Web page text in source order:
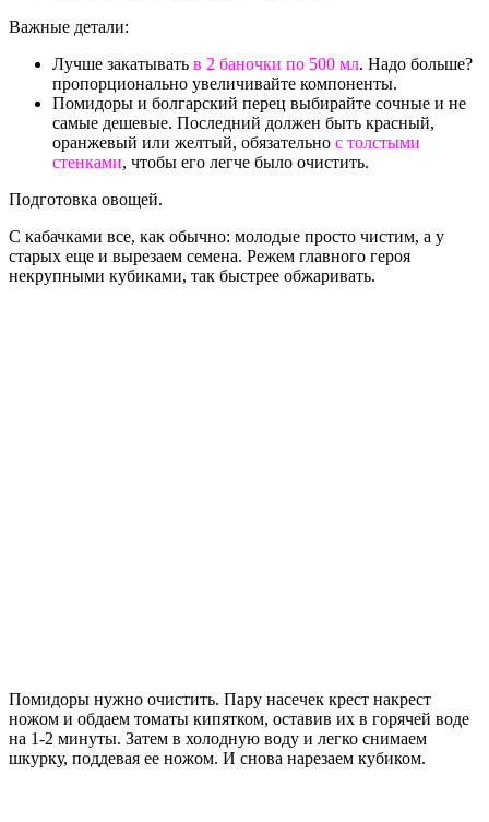
Важные детали:
Лучше закатывать в 2 баночки по 500 мл. Надо больше?
пропорционально увеличивайте компоненты.
Помидоры и болгарский перец выбирайте сочные и не
самые дешевые. Последний должен быть красный,
оранжевый или желтый, обязательно с толстыми
стенками, чтобы его легче было очистить.
Подготовка овощей.
С кабачками все, как обычно: молодые просто чистим, а у
старых еще и вырезаем семена. Режем главного героя
некрупными кубиками, так быстрее обжаривать.
Помидоры нужно очистить. Пару насечек крест накрест
ножом и обдаем томаты кипятком, оставив их в горячей воде
на 1-2 минуты. Затем в холодную воду и легко снимаем
шкурку, поддевая ее ножом. И снова нарезаем кубиком.